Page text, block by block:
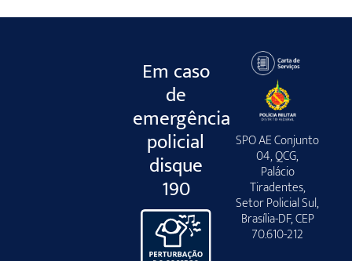
Em caso
de
emergência
policial
disque
190
SPO AE Conjunto
04, QCG,
Palácio
Tiradentes,
Setor Policial Sul,
Brasília-DF, CEP
70.610-212